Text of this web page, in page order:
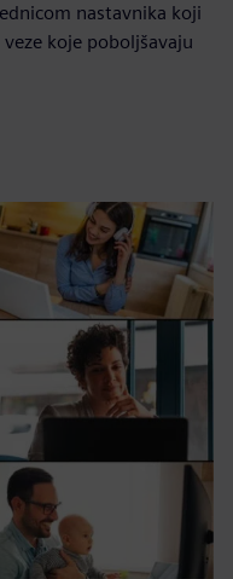
nastavnika koji
koje poboljšavaju